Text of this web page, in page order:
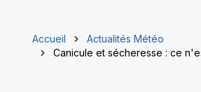
Accueil
Actualités Météo
Canicule et sécheresse : ce